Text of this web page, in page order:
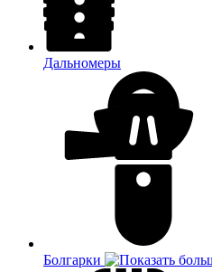
Дальномеры
Болгарки